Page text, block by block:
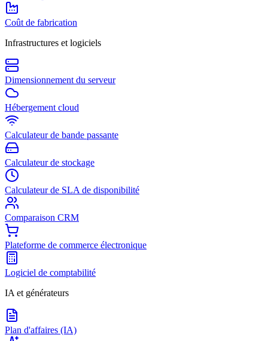
Coût de fabrication
Infrastructures et logiciels
Dimensionnement du serveur
Hébergement cloud
Calculateur de bande passante
Calculateur de stockage
Calculateur de SLA de disponibilité
Comparaison CRM
Plateforme de commerce électronique
Logiciel de comptabilité
IA et générateurs
Plan d'affaires (IA)